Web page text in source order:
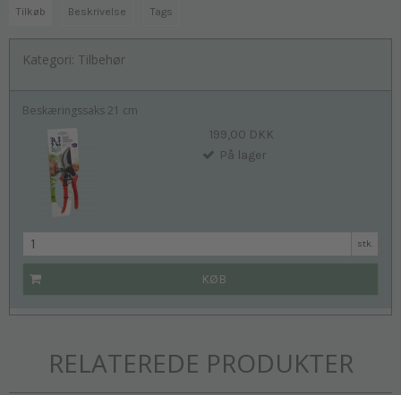
Tilkøb Beskrivelse Tags
Kategori: Tilbehør
Beskæringssaks 21 cm
199,00 DKK
På lager
stk.
KØB
RELATEREDE PRODUKTER